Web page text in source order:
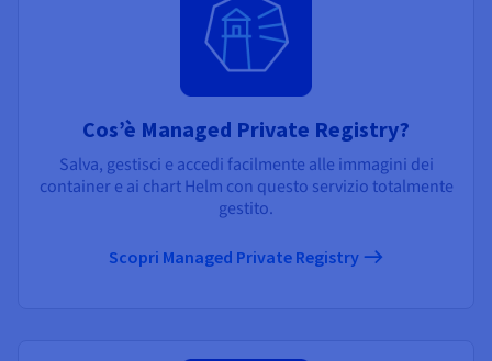
Cos’è Managed Private Registry?
Salva, gestisci e accedi facilmente alle immagini dei
container e ai chart Helm con questo servizio totalmente
gestito.
Scopri Managed Private Registry